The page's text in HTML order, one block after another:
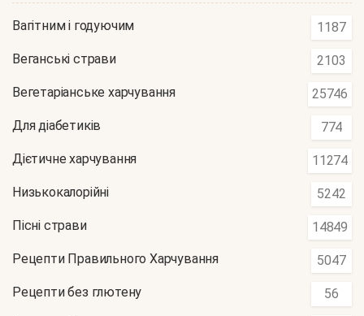
Вагітним і годуючим 1187
Веганські страви 2103
Вегетаріанське харчування 25746
Для діабетиків 774
Дієтичне харчування 11274
Низькокалорійні 5242
Пісні страви 14849
Рецепти Правильного Харчування 5047
Рецепти без глютену 56